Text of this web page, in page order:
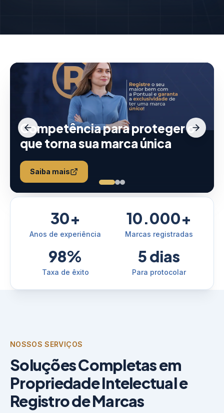
Competência para proteger o
que torna sua marca única
Saiba mais
30+
Anos de experiência
10.000+
Marcas registradas
98%
Taxa de êxito
5 dias
Para protocolar
NOSSOS SERVIÇOS
Soluções Completas em
Propriedade Intelectual e
Registro de Marcas